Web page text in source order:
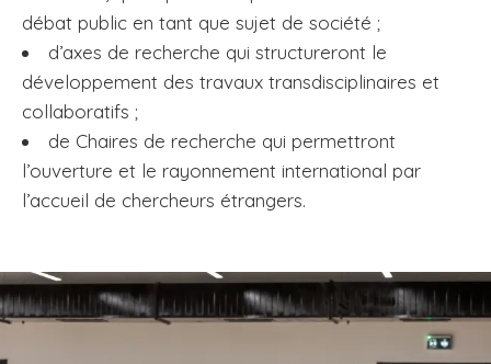
débat public en tant que sujet de société ;
d’axes de recherche qui structureront le
développement des travaux transdisciplinaires et
collaboratifs ;
de Chaires de recherche qui permettront
l’ouverture et le rayonnement international par
l’accueil de chercheurs étrangers.